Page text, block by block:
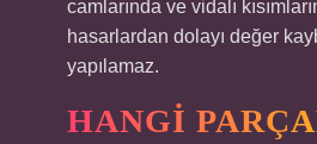
camlarında ve vidalı
hasarlardan dolayı değer
yapılamaz.
HANGI